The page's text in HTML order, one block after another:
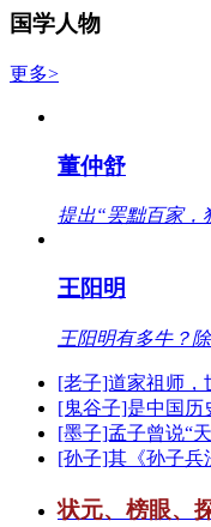
国学人物
更多>
董仲舒
提出“罢黜百家，
王阳明
王阳明有多牛？
[老子]道家祖师，
[鬼谷子]是中国历
[墨子]孟子曾说“
[孙子]其《孙子兵
状元、榜眼、